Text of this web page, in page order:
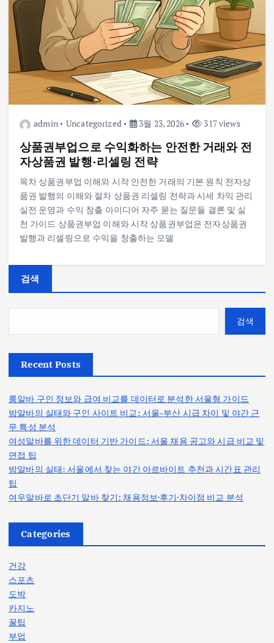
admin Uncategorized 3월 23, 2026 317 views
상품권부업으로 수익화하는 안전한 거래와 전
자상품권 발행·리셀링 전략
목차 상품권부업 이해와 시작 안전한 거래의 기본 원칙 전자상
품권 발행의 이해와 절차 상품권 리셀링 전략과 시세 차익 관리
실전 운영과 수익 창출 아이디어 자주 묻는 질문들 결론 및 실
천 가이드 상품권부업 이해와 시작 상품권부업은 전자상품권
발행과 리셀링으로 수익을 창출하는 모델
검색
검색
Recent Posts
룸알바 구인 정보와 급여 비교를 데이터로 분석한 서울형 가이드
밤알바의 실태와 구인 사이트 비교: 서울-부산 시급 차이 및 야간 근
무 특성 분석
여성알바를 위한 데이터 기반 가이드: 서울 채용 공고와 시급 비교 및
면접 팁
밤알바의 실태: 서울에서 찾는 야간 아르바이트 추천과 시간표 관리
팁
여우알바로 초단기 알바 찾기: 채용정보·후기·차이점 비교 분석
Categories
건강
스포츠
도박
카지노
꿀팁
부업